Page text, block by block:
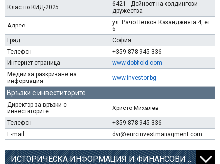
Клас по КИД-2025
6421 - Дейност на холдингови
дружества
Адрес
ул. Рачо Петков Казанджията 4, ет.
6
Град
София
Телефон
+359 878 945 336
Интернет страница
www.dobhold.com
Медии за разкриване на
информация
www.investor.bg
Връзки с инвеститорите
Директор за връзки с
инвеститорите
Христо Михалев
Телефон
+359 878 945 336
E-mail
dvi@euroinvestmanagment.com
ИСТОРИЧЕСКА ИНФОРМАЦИЯ И ФИНАНСОВИ КОЕФИЦИЕНТИ